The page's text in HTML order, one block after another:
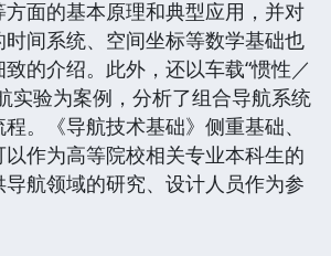
方面的基本原理和典型应用，并对
间系统、空间坐标等数学基础也
的介绍。此外，还以车载“惯性／
实验为案例，分析了组合导航系统
。《导航技术基础》侧重基础、
作为高等院校相关专业本科生的
航领域的研究、设计人员作为参